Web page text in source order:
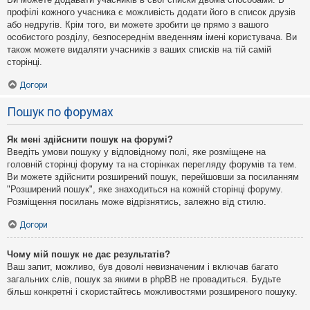
профілі кожного учасника є можливість додати його в список друзів
або недругів. Крім того, ви можете зробити це прямо з вашого
особистого розділу, безпосереднім введенням імені користувача. Ви
також можете видаляти учасників з ваших списків на тій самій
сторінці.
Догори
Пошук по форумах
Як мені здійснити пошук на форумі?
Введіть умови пошуку у відповідному полі, яке розміщене на
головній сторінці форуму та на сторінках перегляду форумів та тем.
Ви можете здійснити розширений пошук, перейшовши за посиланням
"Розширений пошук", яке знаходиться на кожній сторінці форуму.
Розміщення посилань може відрізнятись, залежно від стилю.
Догори
Чому мій пошук не дає результатів?
Ваш запит, можливо, був доволі невизначеним і включав багато
загальних слів, пошук за якими в phpBB не провадиться. Будьте
більш конкретні і скористайтесь можливостями розширеного пошуку.